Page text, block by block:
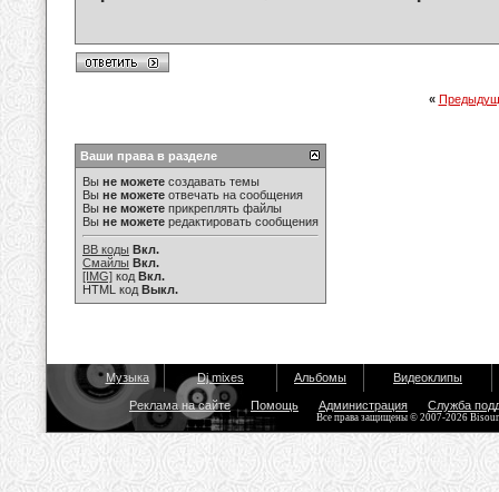
«
Ваши права в разделе
Вы не можете создавать темы
Вы не можете отвечать на сообщения
Вы не можете прикреплять файлы
Вы не можете редактировать сообщения
BB коды Вкл.
Смайлы Вкл.
[IMG] код Вкл.
HTML код Выкл.
Музыка Dj mixes Альбомы Видеоклипы
Реклама на сайте Помощь Администрация Служба
Все права защищены © 2007-2026